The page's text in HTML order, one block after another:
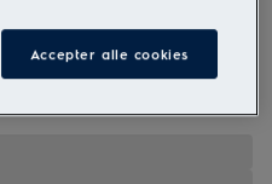
Accepter alle cookies